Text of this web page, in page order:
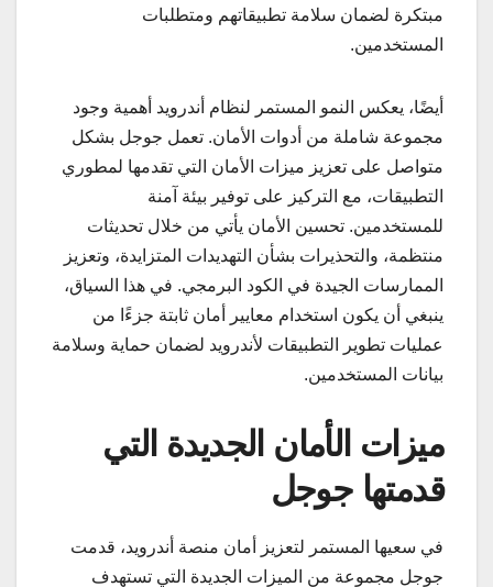
مبتكرة لضمان سلامة تطبيقاتهم ومتطلبات
المستخدمين.
أيضًا، يعكس النمو المستمر لنظام أندرويد أهمية وجود
مجموعة شاملة من أدوات الأمان. تعمل جوجل بشكل
متواصل على تعزيز ميزات الأمان التي تقدمها لمطوري
التطبيقات، مع التركيز على توفير بيئة آمنة
للمستخدمين. تحسين الأمان يأتي من خلال تحديثات
منتظمة، والتحذيرات بشأن التهديدات المتزايدة، وتعزيز
الممارسات الجيدة في الكود البرمجي. في هذا السياق،
ينبغي أن يكون استخدام معايير أمان ثابتة جزءًا من
عمليات تطوير التطبيقات لأندرويد لضمان حماية وسلامة
بيانات المستخدمين.
ميزات الأمان الجديدة التي
قدمتها جوجل
في سعيها المستمر لتعزيز أمان منصة أندرويد، قدمت
جوجل مجموعة من الميزات الجديدة التي تستهدف